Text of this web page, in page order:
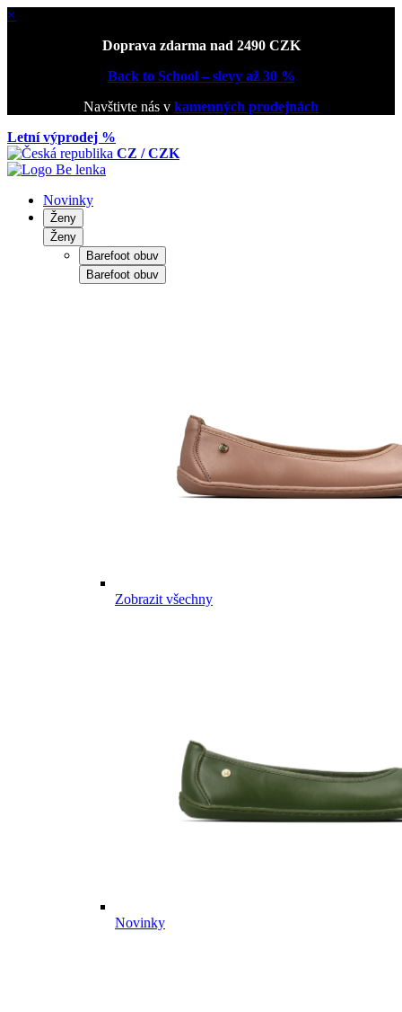
×
Doprava zdarma nad 2490 CZK
Back to School – slevy až 30 %
Navštivte nás v kamenných prodejnách
Letní výprodej %
CZ / CZK
Novinky
Ženy
Ženy
Barefoot obuv
Barefoot obuv
Zobrazit všechny
Novinky